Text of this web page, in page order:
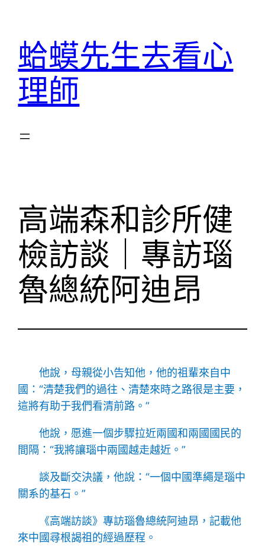
蛤蟆先生去看心
理師
高端森和診所健
檢訪談｜專訪瑙
魯總統阿迪昂
他說，母親從小告知他，他的祖輩來自中
國：“清楚我們的過往、清楚來時之路很是主要，
這將有助于我們看清前路。”
他說，愿進一個步驟拉近兩國和兩國國民的
間隔：“我將讓瑙中兩國越走越近。”
談及斷交決議，他說：“一個中國準繩是瑙中
關系的基石。”
《高端訪談》專訪瑙魯總統阿迪昂，記載他
來中國尋根謁祖的經過歷程。